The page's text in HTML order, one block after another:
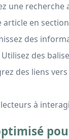
une
article en
des
Utilisez des
des liens
à